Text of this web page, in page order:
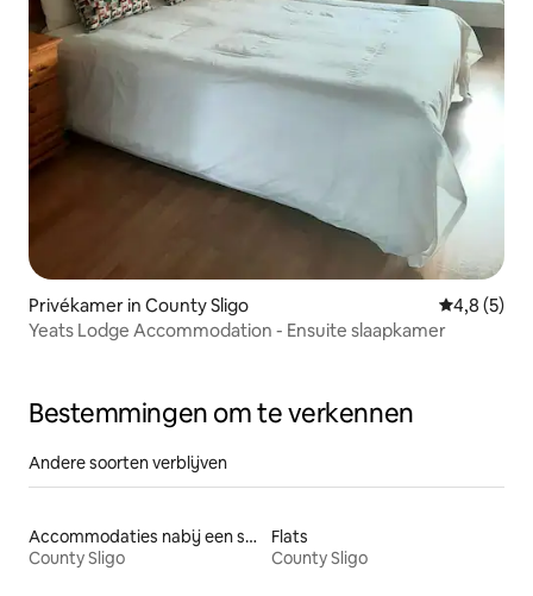
Privékamer in County Sligo
4,8 (5)
Yeats Lodge Accommodation - Ensuite slaapkamer
Bestemmingen om te verkennen
Andere soorten verblijven
Accommodaties nabij een strand
County Sligo
Flats
County Sligo